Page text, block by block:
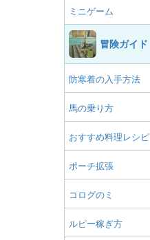
ミニゲーム
冒険ガイド
防寒着の入手方法
馬の乗り方
おすすめ料理レシピ
ポーチ拡張
コログのミ
ルピー稼ぎ方